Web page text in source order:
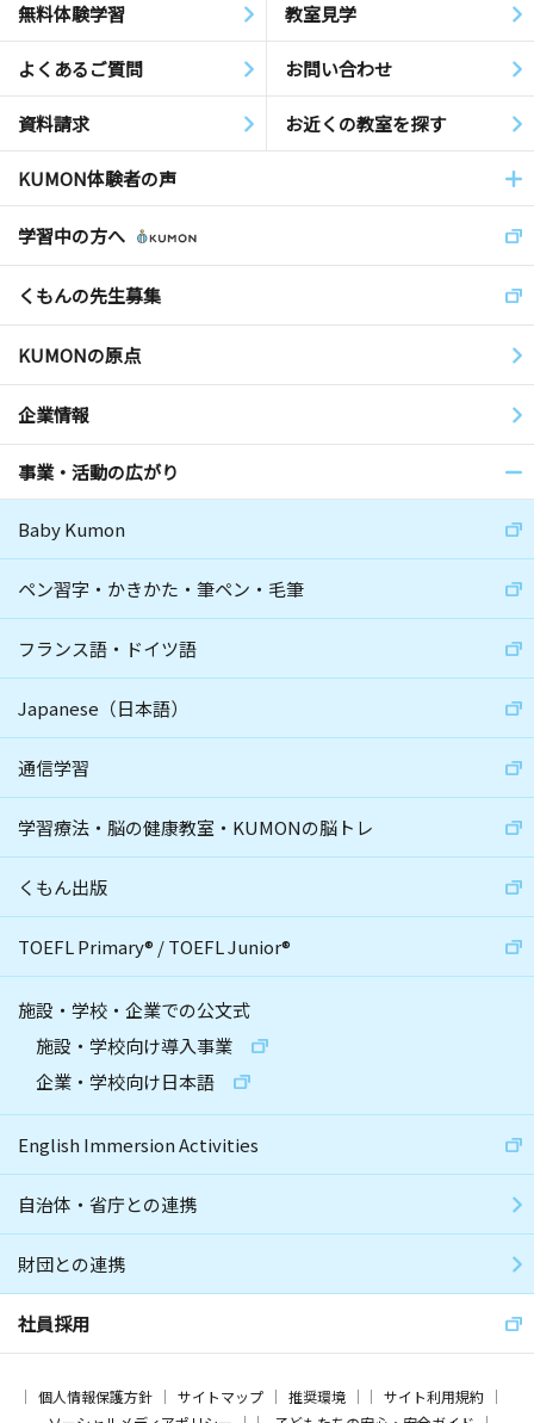
無料体験学習 教室見学
よくあるご質問 お問い合わせ
資料請求 お近くの教室を探す
KUMON体験者の声
学習中の方へ
くもんの先生募集
KUMONの原点
企業情報
事業・活動の広がり
Baby Kumon
ペン習字・かきかた・筆ペン・毛筆
フランス語・ドイツ語
Japanese（日本語）
通信学習
学習療法・脳の健康教室・KUMONの脳トレ
くもん出版
TOEFL Primary® /TOEFL Junior®
施設・学校・企業での公文式
施設・学校向け導入事業
企業・学校向け日本語
English Immersion Activities
自治体・省庁との連携
財団との連携
社員採用
個人情報保護方針 サイトマップ 推奨環境
サイト利用規約